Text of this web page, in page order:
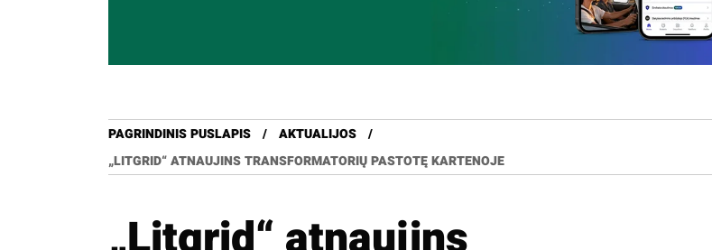
PAGRINDINIS PUSLAPIS
AKTUALIJOS
„LITGRID“ ATNAUJINS TRANSFORMATORIŲ PASTOTĘ KARTENOJE